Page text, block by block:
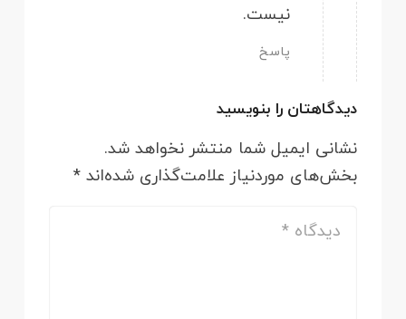
نیست.
پاسخ
دیدگاهتان را بنویسید
نشانی ایمیل شما منتشر نخواهد شد.
بخش‌های موردنیاز علامت‌گذاری شده‌اند*